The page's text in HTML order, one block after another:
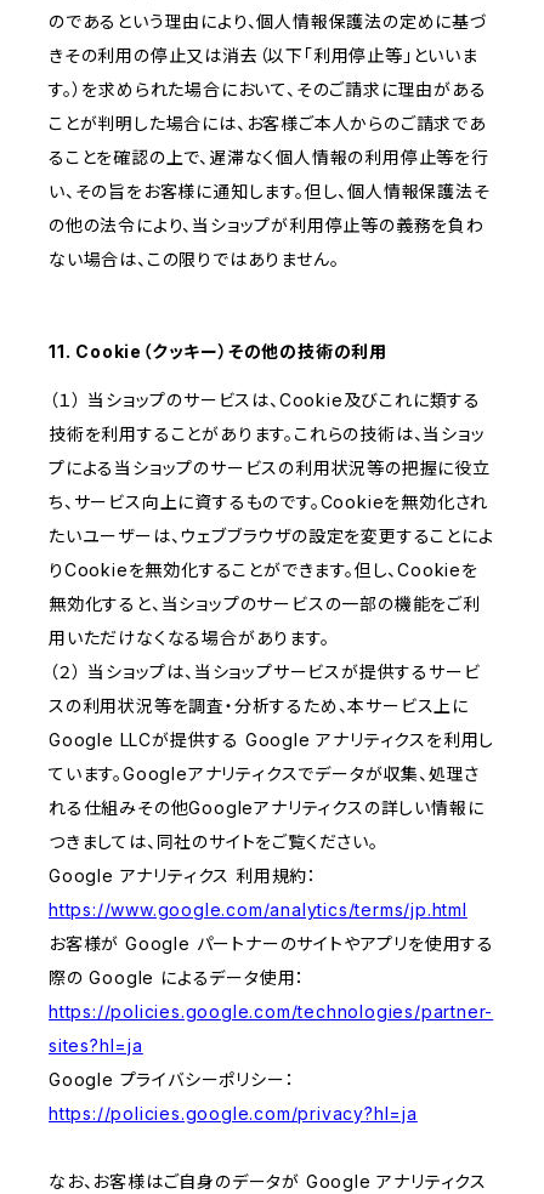
のであるという理由により、個人情報保護法の定めに基づ
きその利用の停止又は消去（以下「利用停止等」といいま
す。）を求められた場合において、そのご請求に理由がある
ことが判明した場合には、お客様ご本人からのご請求であ
ることを確認の上で、遅滞なく個人情報の利用停止等を行
い、その旨をお客様に通知します。但し、個人情報保護法そ
の他の法令により、当ショップが利用停止等の義務を負わ
ない場合は、この限りではありません。
11. Cookie（クッキー）その他の技術の利用
（１） 当ショップのサービスは、Cookie及びこれに類する
技術を利用することがあります。これらの技術は、当ショッ
プによる当ショップのサービスの利用状況等の把握に役立
ち、サービス向上に資するものです。Cookieを無効化され
たいユーザーは、ウェブブラウザの設定を変更することによ
りCookieを無効化することができます。但し、Cookieを
無効化すると、当ショップのサービスの一部の機能をご利
用いただけなくなる場合があります。
（２） 当ショップは、当ショップサービスが提供するサービ
スの利用状況等を調査・分析するため、本サービス上に
Google LLCが提供する Google アナリティクスを利用し
ています。Googleアナリティクスでデータが収集、処理さ
れる仕組みその他Googleアナリティクスの詳しい情報に
つきましては、同社のサイトをご覧ください。
Google アナリティクス 利用規約：
https://www.google.com/analytics/terms/jp.html
お客様が Google パートナーのサイトやアプリを使用する
際の Google によるデータ使用：
https://policies.google.com/technologies/partner-
sites?hl=ja
Google プライバシーポリシー：
https://policies.google.com/privacy?hl=ja
なお、お客様はご自身のデータが Google アナリティクス